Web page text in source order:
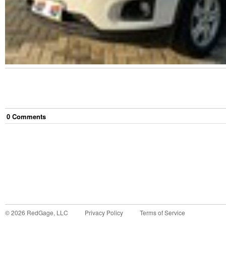
0 Comments
©2026 RedGage, LLC Privacy Policy Terms of Service